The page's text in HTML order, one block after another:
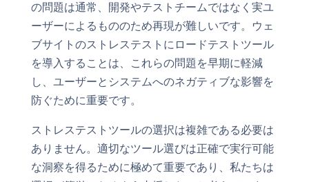
の問題は通常、開発やテストチームではなく実ユ
ーザーによるもののため再現が難しいです。ウェ
ブサイトのストレステストにロードテストツール
を導入することは、これらの問題を早期に軽減
し、ユーザーとシステムへのネガティブな影響を
防ぐために重要です。
ストレステストツールの選択は複雑である必要は
ありません。適切なツール選びは正確で実行可能
な洞察を得るために極めて重要であり、私たちは